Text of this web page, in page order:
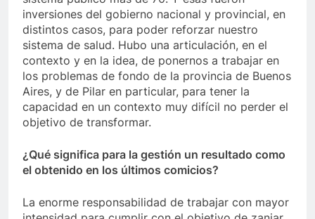
inversiones del gobierno nacional y provincial, en
distintos casos, para poder reforzar nuestro
sistema de salud. Hubo una articulación, en el
contexto y en la idea, de ponernos a trabajar en
los problemas de fondo de la provincia de Buenos
Aires, y de Pilar en particular, para tener la
capacidad en un contexto muy difícil no perder el
objetivo de transformar.
¿Qué significa para la gestión un resultado como
el obtenido en los últimos comicios?
La enorme responsabilidad de trabajar con mayor